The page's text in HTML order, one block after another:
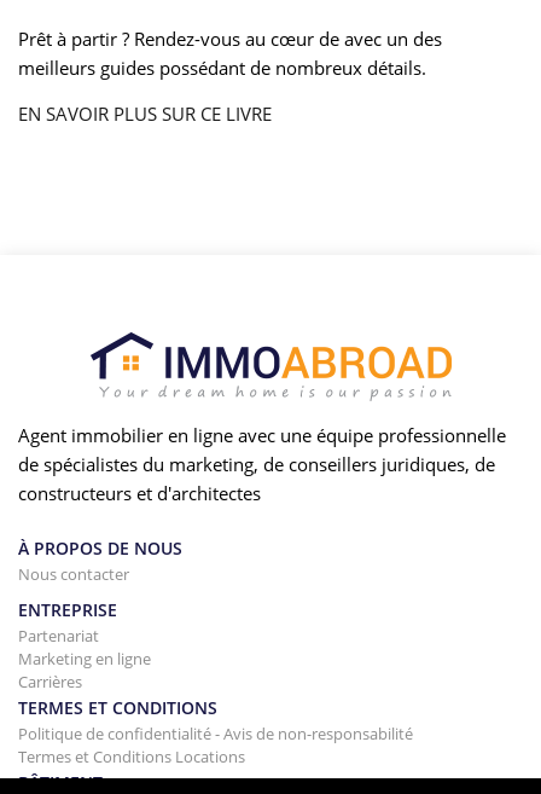
Prêt à partir ? Rendez-vous au cœur de avec un des
meilleurs guides possédant de nombreux détails.
EN SAVOIR PLUS SUR CE LIVRE
Agent immobilier en ligne avec une équipe professionnelle
de spécialistes du marketing, de conseillers juridiques, de
constructeurs et d'architectes
À PROPOS DE NOUS
Nous contacter
ENTREPRISE
Partenariat
Marketing en ligne
Carrières
TERMES ET CONDITIONS
Politique de confidentialité - Avis de non-responsabilité
Termes et Conditions Locations
BÂTIMENT